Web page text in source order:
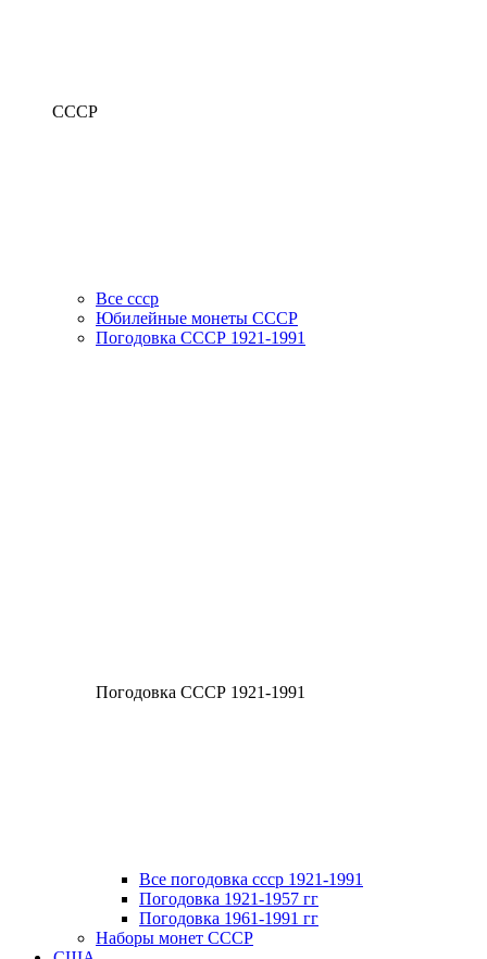
СССР
Все ссср
Юбилейные монеты СССР
Погодовка СССР 1921-1991
Погодовка СССР 1921-1991
Все погодовка ссср 1921-1991
Погодовка 1921-1957 гг
Погодовка 1961-1991 гг
Наборы монет СССР